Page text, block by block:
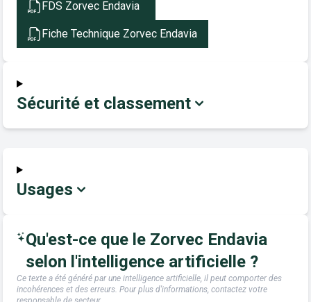
FDS Zorvec Endavia
Fiche Technique Zorvec Endavia
Sécurité et classement
Usages
Qu'est-ce que le Zorvec Endavia
selon l'intelligence artificielle ?
Ce texte a été généré par une intelligence artificielle, il peut comporter des
incohérences et des erreurs. Pour plus d'informations, contactez votre